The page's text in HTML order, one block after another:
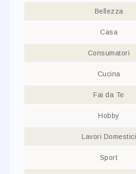
Bellezza
Casa
Consumatori
Cucina
Fai da Te
Hobby
Lavori Domestici
Sport